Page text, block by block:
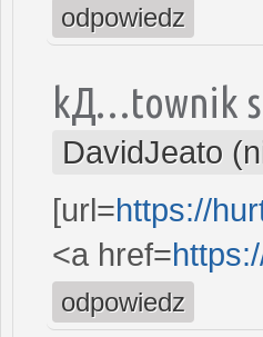
odpowiedz
kД…townik
DavidJeato
[url=https://
<a href=
odpowiedz